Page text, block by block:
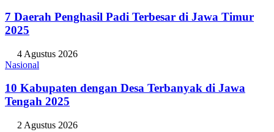
7 Daerah Penghasil Padi Terbesar di Jawa Timur
2025
4 Agustus 2026
Nasional
10 Kabupaten dengan Desa Terbanyak di Jawa
Tengah 2025
2 Agustus 2026